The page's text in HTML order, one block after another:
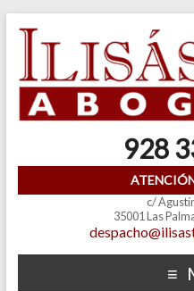
928
c/
35001 Las